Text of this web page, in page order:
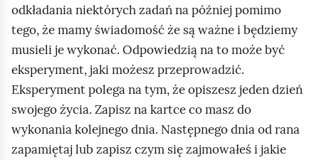
odkładania niektórych zadań na później pomimo
tego, że mamy świadomość że są ważne i będziemy
musieli je wykonać. Odpowiedzią na to może być
eksperyment, jaki możesz przeprowadzić.
Eksperyment polega na tym, że opiszesz jeden dzień
swojego życia. Zapisz na kartce co masz do
wykonania kolejnego dnia. Następnego dnia od rana
zapamiętaj lub zapisz czym się zajmowałeś i jakie